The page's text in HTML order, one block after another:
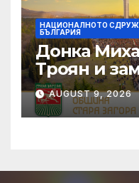
НАЦИОНАЛНОТО
БЪЛГАРИЯ
Донка
Троян и
на НСОРБ:
AUGUST 9, 2026